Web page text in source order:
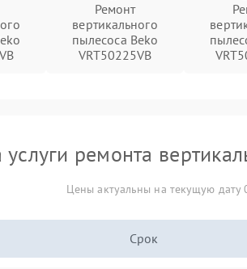
Ремонт
вертикального
пылесоса Beko
VRT50225VB
ремонта
Цены актуальны на текущую дату
Срок